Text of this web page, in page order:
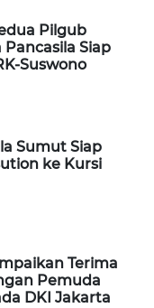
Pilgub
Siap
Suswono
Sumut Siap
ke Kursi
Terima
Pemuda
DKI Jakarta